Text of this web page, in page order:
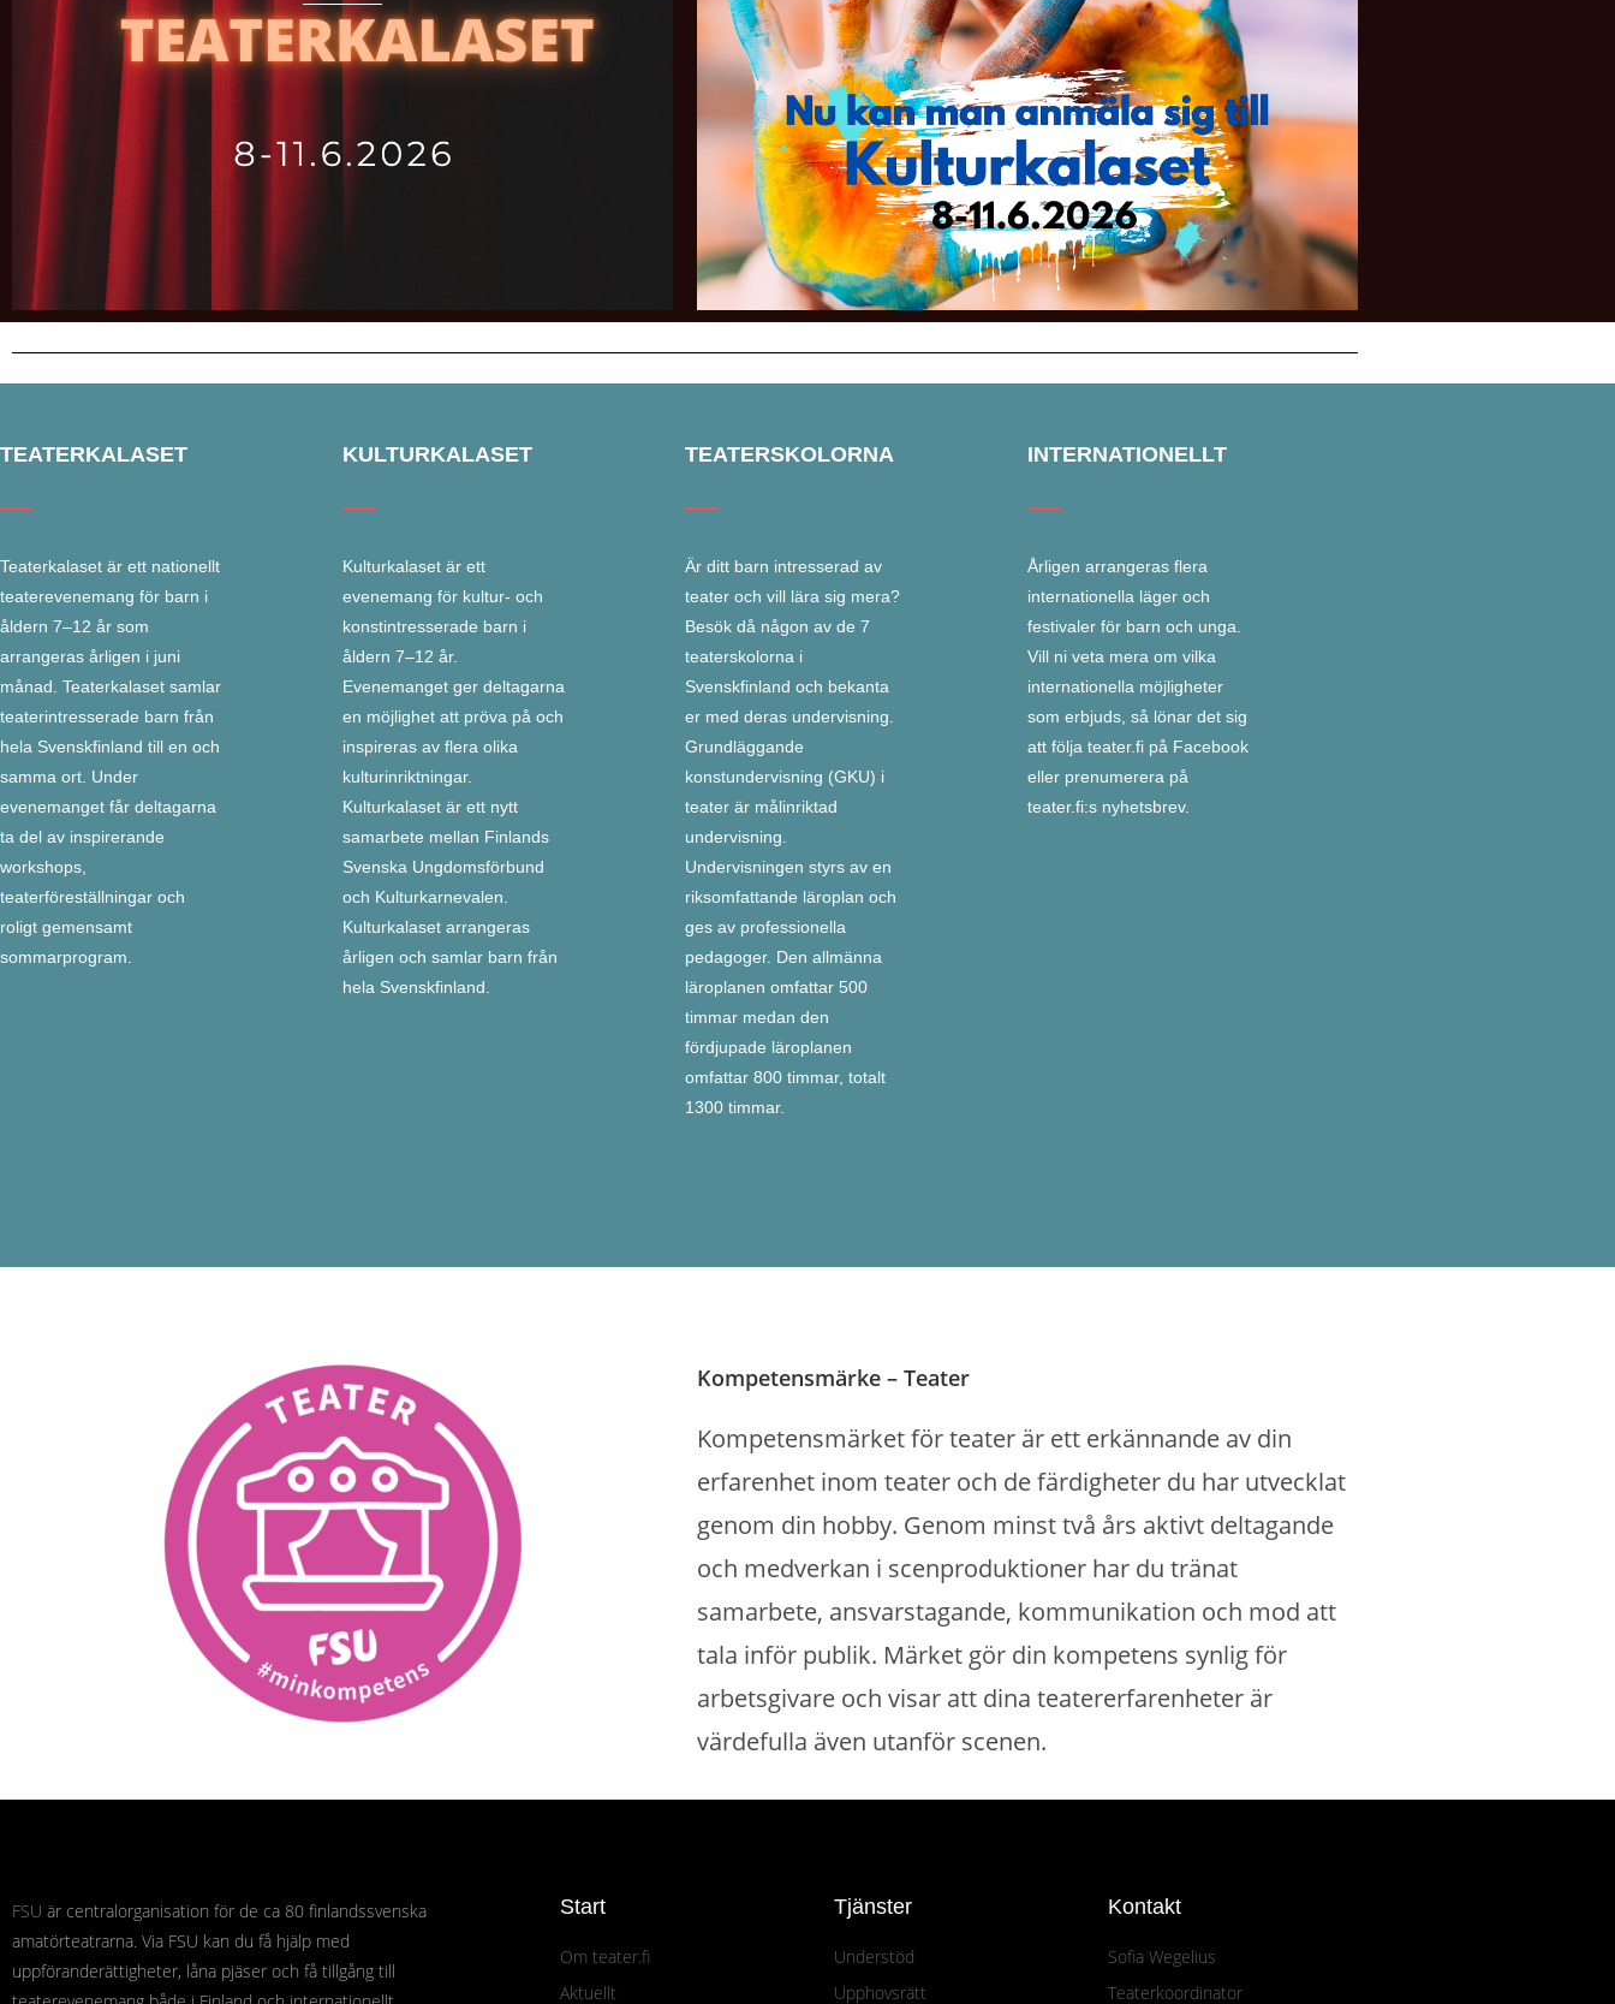
TEATERKALASET
Teaterkalaset är ett nationellt
teaterevenemang för barn i
åldern 7–12 år som
arrangeras årligen i juni
månad. Teaterkalaset samlar
teaterintresserade barn från
hela Svenskfinland till en och
samma ort. Under
evenemanget får deltagarna
ta del av inspirerande
workshops,
teaterföreställningar och
roligt gemensamt
sommarprogram.
KULTURKALASET
Kulturkalaset är ett
evenemang för kultur- och
konstintresserade barn i
åldern 7–12 år.
Evenemanget ger deltagarna
en möjlighet att pröva på och
inspireras av flera olika
kulturinriktningar.
Kulturkalaset är ett nytt
samarbete mellan Finlands
Svenska Ungdomsförbund
och Kulturkarnevalen.
Kulturkalaset arrangeras
årligen och samlar barn från
hela Svenskfinland.
TEATERSKOLORNA
Är ditt barn intresserad av
teater och vill lära sig mera?
Besök då någon av de 7
teaterskolorna i
Svenskfinland och bekanta
er med deras undervisning.
Grundläggande
konstundervisning (GKU) i
teater är målinriktad
undervisning.
Undervisningen styrs av en
riksomfattande läroplan och
ges av professionella
pedagoger. Den allmänna
läroplanen omfattar 500
timmar medan den
fördjupade läroplanen
omfattar 800 timmar, totalt
1300 timmar.
INTERNATIONELLT
Årligen arrangeras flera
internationella läger och
festivaler för barn och unga.
Vill ni veta mera om vilka
internationella möjligheter
som erbjuds, så lönar det sig
att följa teater.fi på Facebook
eller prenumerera på
teater.fi:s nyhetsbrev.
Kompetensmärke – Teater
Kompetensmärket för teater är ett erkännande av din
erfarenhet inom teater och de färdigheter du har utvecklat
genom din hobby. Genom minst två års aktivt deltagande
och medverkan i scenproduktioner har du tränat
samarbete, ansvarstagande, kommunikation och mod att
tala inför publik. Märket gör din kompetens synlig för
arbetsgivare och visar att dina teatererfarenheter är
värdefulla även utanför scenen.
FSU är centralorganisation för de ca 80 finlandssvenska
amatörteatrarna. Via FSU kan du få hjälp med
uppföranderättigheter, låna pjäser och få tillgång till
Start
Om teater.fi
Aktuellt
Tjänster
Understöd
Upphovsrätt
Kontakt
Sofia Wegelius
Teaterkoordinator